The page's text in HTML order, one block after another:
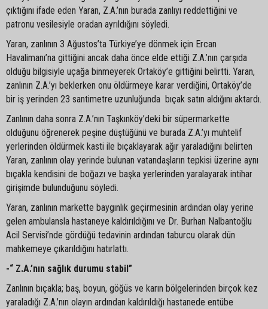
çıktığını ifade eden Yaran, Z.A.’nın burada zanlıyı reddettiğini ve
patronu vesilesiyle oradan ayrıldığını söyledi.
Yaran, zanlının 3 Ağustos’ta Türkiye’ye dönmek için Ercan
Havalimanı’na gittiğini ancak daha önce elde ettiği Z.A.’nın çarşıda
olduğu bilgisiyle uçağa binmeyerek Ortaköy’e gittiğini belirtti. Yaran,
zanlının Z.A.’yı beklerken onu öldürmeye karar verdiğini, Ortaköy’de
bir iş yerinden 23 santimetre uzunluğunda bıçak satın aldığını aktardı.
Zanlının daha sonra Z.A.’nın Taşkınköy’deki bir süpermarkette
olduğunu öğrenerek peşine düştüğünü ve burada Z.A.’yı muhtelif
yerlerinden öldürmek kasti ile bıçaklayarak ağır yaraladığını belirten
Yaran, zanlının olay yerinde bulunan vatandaşların tepkisi üzerine aynı
bıçakla kendisini de boğazı ve başka yerlerinden yaralayarak intihar
girişimde bulunduğunu söyledi.
Yaran, zanlının markette baygınlık geçirmesinin ardından olay yerine
gelen ambulansla hastaneye kaldırıldığını ve Dr. Burhan Nalbantoğlu
Acil Servisi’nde gördüğü tedavinin ardından taburcu olarak dün
mahkemeye çıkarıldığını hatırlattı.
-“ Z.A.’nın sağlık durumu stabil”
Zanlının bıçakla; baş, boyun, göğüs ve karın bölgelerinden birçok kez
yaraladığı Z.A.’nın olayın ardından kaldırıldığı hastanede entübe